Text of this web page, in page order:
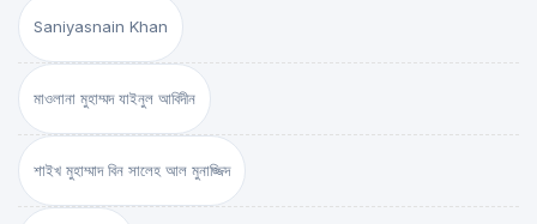
Saniyasnain Khan
মাওলানা মুহাম্মদ যাইনুল আবিদীন
শাইখ মুহাম্মাদ বিন সালেহ আল মুনাজ্জিদ